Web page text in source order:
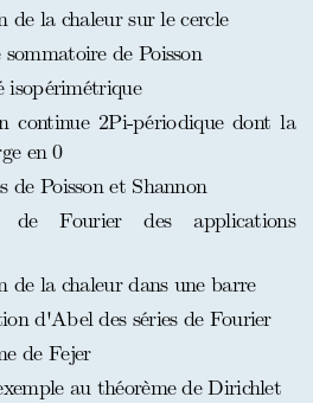
de la chaleur sur le cercle
de Poisson
isopérimétrique
continue 2Pi-périodique dont la
en 0
de Poisson et Shannon
de Fourier des applications
de la chaleur dans une barre
d'Abel des séries de Fourier
de Fejer
au théorème de Dirichlet